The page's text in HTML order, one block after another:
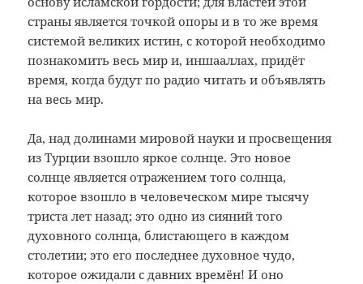
страны является точкой опоры и в то же время
системой великих истин, с которой необходимо
познакомить весь мир и, иншааллах, придёт
время, когда будут по радио читать и объявлять
на весь мир.
Да, над долинами мировой науки и просвещения
из Турции взошло яркое солнце. Это новое
солнце является отражением того солнца,
которое взошло в человеческом мире тысячу
триста лет назад; это одно из сияний того
духовного солнца, блистающего в каждом
столетии; это его последнее духовное чудо,
которое ожидали с давних времён! И оно